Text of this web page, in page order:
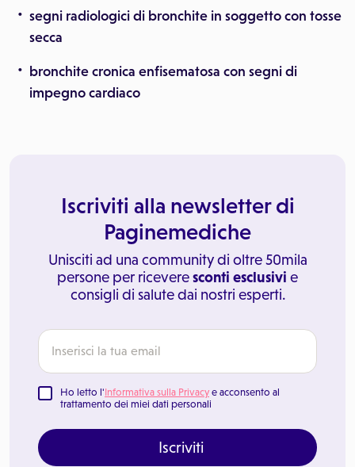
segni radiologici di bronchite in soggetto con tosse
secca
bronchite cronica enfisematosa con segni di
impegno cardiaco
Iscriviti alla newsletter di
Paginemediche
Unisciti ad una community di oltre 50mila
persone per riceveresconti esclusivi e
consigli di salute dai nostri esperti.
Ho letto l'Informativa sulla Privacy e acconsento al
trattamento dei miei dati personali
Iscriviti